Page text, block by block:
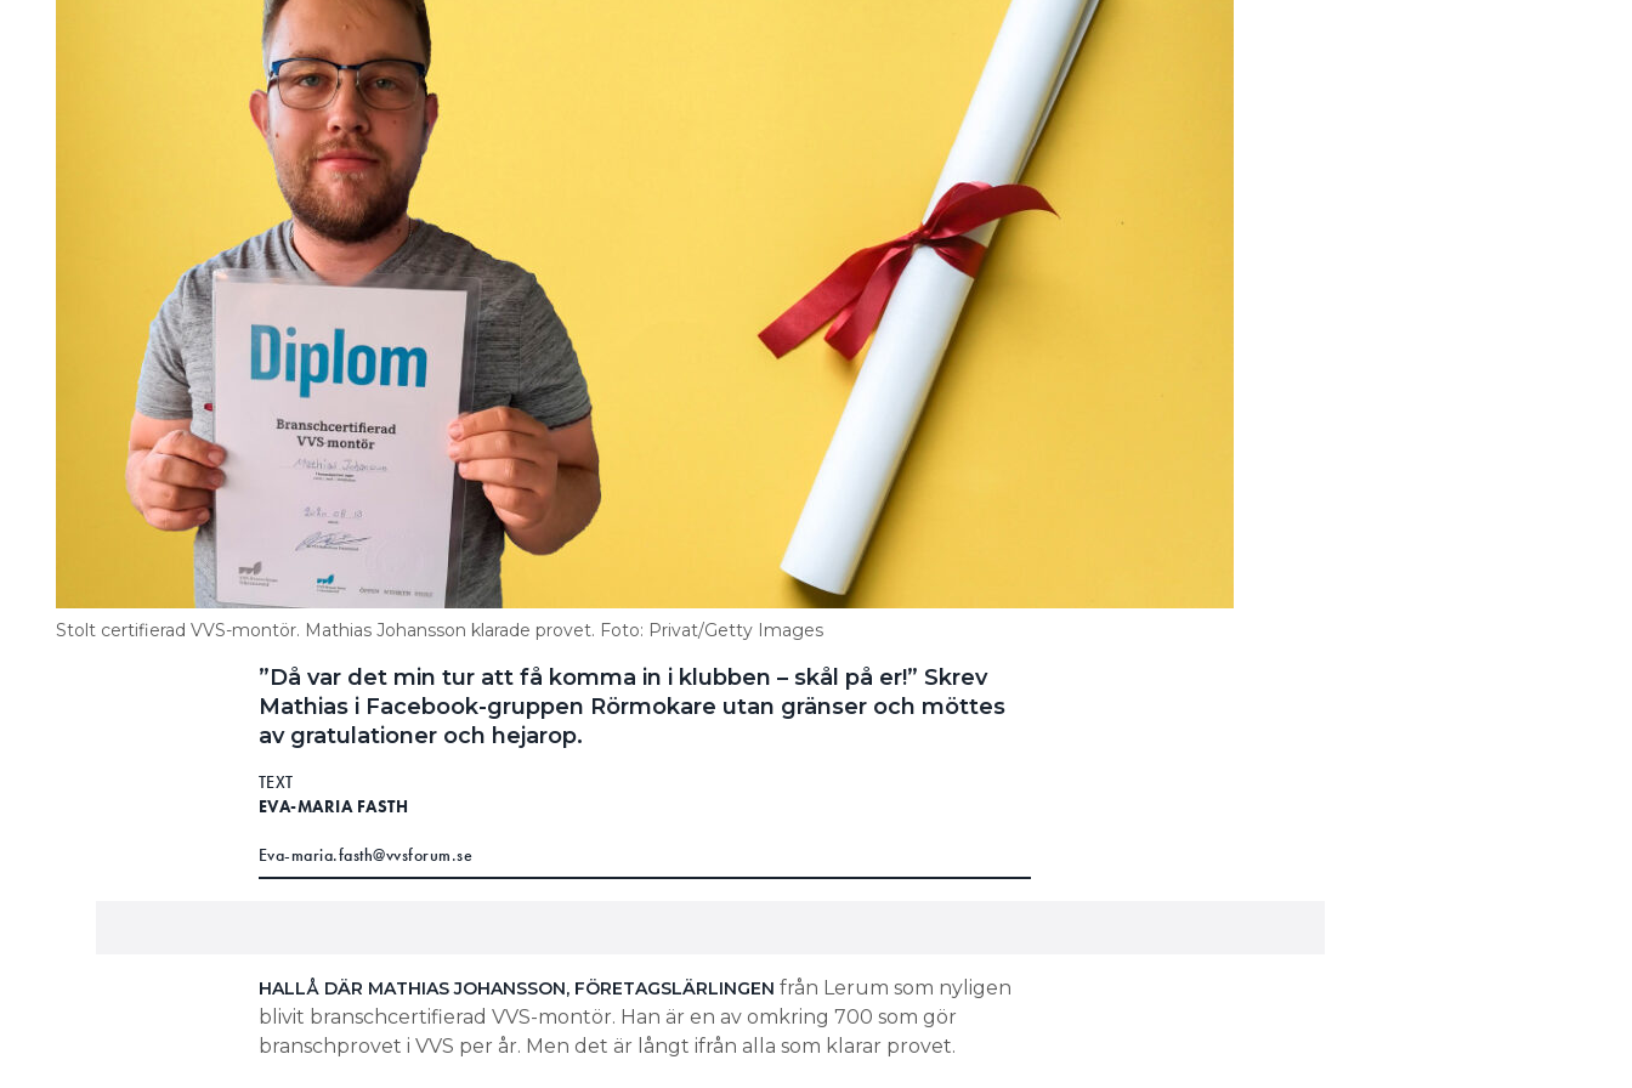
Stolt certifierad VVS-montör. Mathias Johansson klarade provet. Foto: Privat/Getty Images
”Då var det min tur att få komma in i klubben – skål på er!” Skrev
Mathias i Facebook-gruppen Rörmokare utan gränser och möttes
av gratulationer och hejarop.
TEXT
EVA-MARIA FASTH
Eva-maria.fasth@vvsforum.se
HALLÅ DÄR MATHIAS JOHANSSON, FÖRETAGSLÄRLINGEN från Lerum som nyligen
blivit branschcertifierad VVS-montör. Han är en av omkring 700 som gör
branschprovet i VVS per år. Men det är långt ifrån alla som klarar provet.